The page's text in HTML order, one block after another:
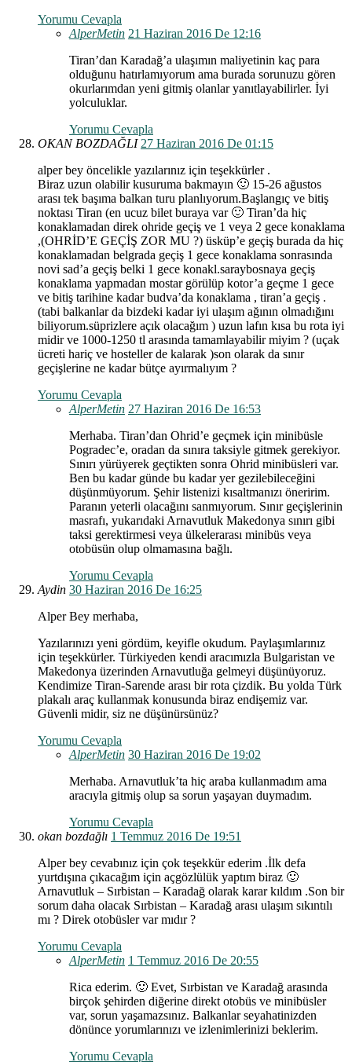
Yorumu Cevapla
AlperMetin 21 Haziran 2016 De 12:16
Tiran’dan Karadağ’a ulaşımın maliyetinin kaç para
olduğunu hatırlamıyorum ama burada sorunuzu gören
okurlarımdan yeni gitmiş olanlar yanıtlayabilirler. İyi
yolculuklar.
Yorumu Cevapla
OKAN BOZDAĞLI 27 Haziran 2016 De 01:15
alper bey öncelikle yazılarınız için teşekkürler .
Biraz uzun olabilir kusuruma bakmayın 🙂 15-26 ağustos
arası tek başıma balkan turu planlıyorum.Başlangıç ve bitiş
noktası Tiran (en ucuz bilet buraya var 🙂 Tiran’da hiç
konaklamadan direk ohride geçiş ve 1 veya 2 gece konaklama
,(OHRİD’E GEÇİŞ ZOR MU ?) üsküp’e geçiş burada da hiç
konaklamadan belgrada geçiş 1 gece konaklama sonrasında
novi sad’a geçiş belki 1 gece konakl.saraybosnaya geçiş
konaklama yapmadan mostar görülüp kotor’a geçme 1 gece
ve bitiş tarihine kadar budva’da konaklama , tiran’a geçiş .
(tabi balkanlar da bizdeki kadar iyi ulaşım ağının olmadığını
biliyorum.süprizlere açık olacağım ) uzun lafın kısa bu rota iyi
midir ve 1000-1250 tl arasında tamamlayabilir miyim ? (uçak
ücreti hariç ve hosteller de kalarak )son olarak da sınır
geçişlerine ne kadar bütçe ayırmalıyım ?
Yorumu Cevapla
AlperMetin 27 Haziran 2016 De 16:53
Merhaba. Tiran’dan Ohrid’e geçmek için minibüsle
Pogradec’e, oradan da sınıra taksiyle gitmek gerekiyor.
Sınırı yürüyerek geçtikten sonra Ohrid minibüsleri var.
Ben bu kadar günde bu kadar yer gezilebileceğini
düşünmüyorum. Şehir listenizi kısaltmanızı öneririm.
Paranın yeterli olacağını sanmıyorum. Sınır geçişlerinin
masrafı, yukarıdaki Arnavutluk Makedonya sınırı gibi
taksi gerektirmesi veya ülkelerarası minibüs veya
otobüsün olup olmamasına bağlı.
Yorumu Cevapla
Aydin 30 Haziran 2016 De 16:25
Alper Bey merhaba,
Yazılarınızı yeni gördüm, keyifle okudum. Paylaşımlarınız
için teşekkürler. Türkiyeden kendi aracımızla Bulgaristan ve
Makedonya üzerinden Arnavutluğa gelmeyi düşünüyoruz.
Kendimize Tiran-Sarende arası bir rota çizdik. Bu yolda Türk
plakalı araç kullanmak konusunda biraz endişemiz var.
Güvenli midir, siz ne düşünürsünüz?
Yorumu Cevapla
AlperMetin 30 Haziran 2016 De 19:02
Merhaba. Arnavutluk’ta hiç araba kullanmadım ama
aracıyla gitmiş olup sa sorun yaşayan duymadım.
Yorumu Cevapla
okan bozdağlı 1 Temmuz 2016 De 19:51
Alper bey cevabınız için çok teşekkür ederim .İlk defa
yurtdışına çıkacağım için açgözlülük yaptım biraz 🙂
Arnavutluk – Sırbistan – Karadağ olarak karar kıldım .Son bir
sorum daha olacak Sırbistan – Karadağ arası ulaşım sıkıntılı
mı ? Direk otobüsler var mıdır ?
Yorumu Cevapla
AlperMetin 1 Temmuz 2016 De 20:55
Rica ederim. 🙂 Evet, Sırbistan ve Karadağ arasında
birçok şehirden diğerine direkt otobüs ve minibüsler
var, sorun yaşamazsınız. Balkanlar seyahatinizden
dönünce yorumlarınızı ve izlenimlerinizi beklerim.
Yorumu Cevapla